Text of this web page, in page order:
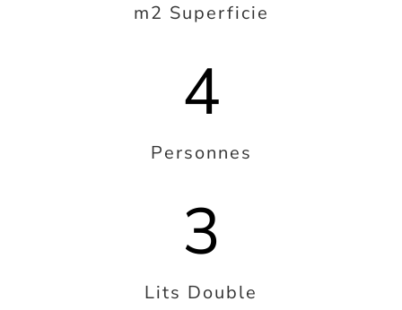
m2 Superficie
4
Personnes
3
Lits Double